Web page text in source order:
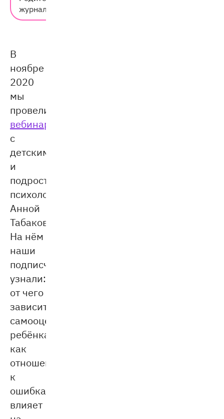
журнал
В
ноябре
2020
мы
провели
вебинар
с
детским
и
подростковым
психологом
Анной
Табаковой.
На нём
наши
подписчики
узнали:
от чего
зависит
самооценка
ребёнка,
как
отношение
к
ошибкам
влияет